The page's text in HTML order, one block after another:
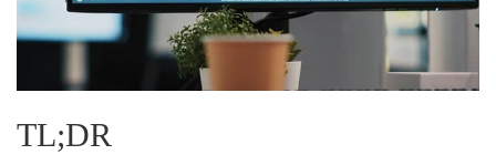
TL;DR